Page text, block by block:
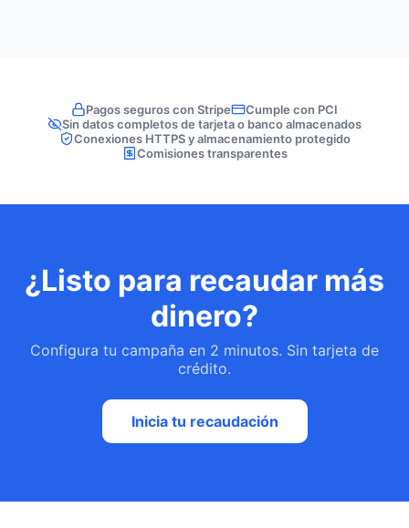
Pagos seguros con Stripe
Cumple con PCI
Sin datos completos de tarjeta o banco almacenados
Conexiones HTTPS y almacenamiento protegido
Comisiones transparentes
¿Listo para recaudar más
dinero?
Configura tu campaña en 2 minutos. Sin tarjeta de
crédito.
Inicia tu recaudación